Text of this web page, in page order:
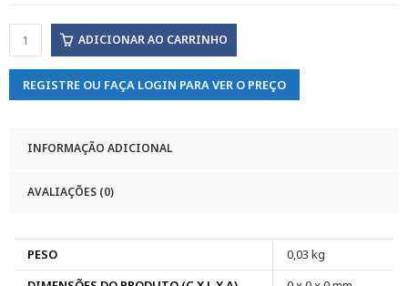
ADICIONAR AO CARRINHO
REGISTRE OU FAÇA LOGIN PARA VER O PREÇO
INFORMAÇÃO ADICIONAL
AVALIAÇÕES (0)
PESO
0,03 kg